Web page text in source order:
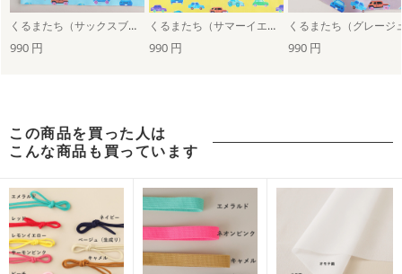
くるまたち（サックスブルー） くるまたち（サマーイエロー） くるまたち（グレージ
990 円 990 円 990 円
この商品を買った人は
こんな商品も買っています